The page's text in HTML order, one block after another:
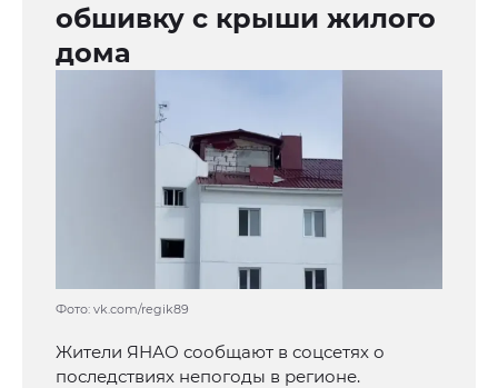
обшивку с крыши жилого
дома
Фото: vk.com/regik89
Жители ЯНАО сообщают в соцсетях о
последствиях непогоды в регионе.